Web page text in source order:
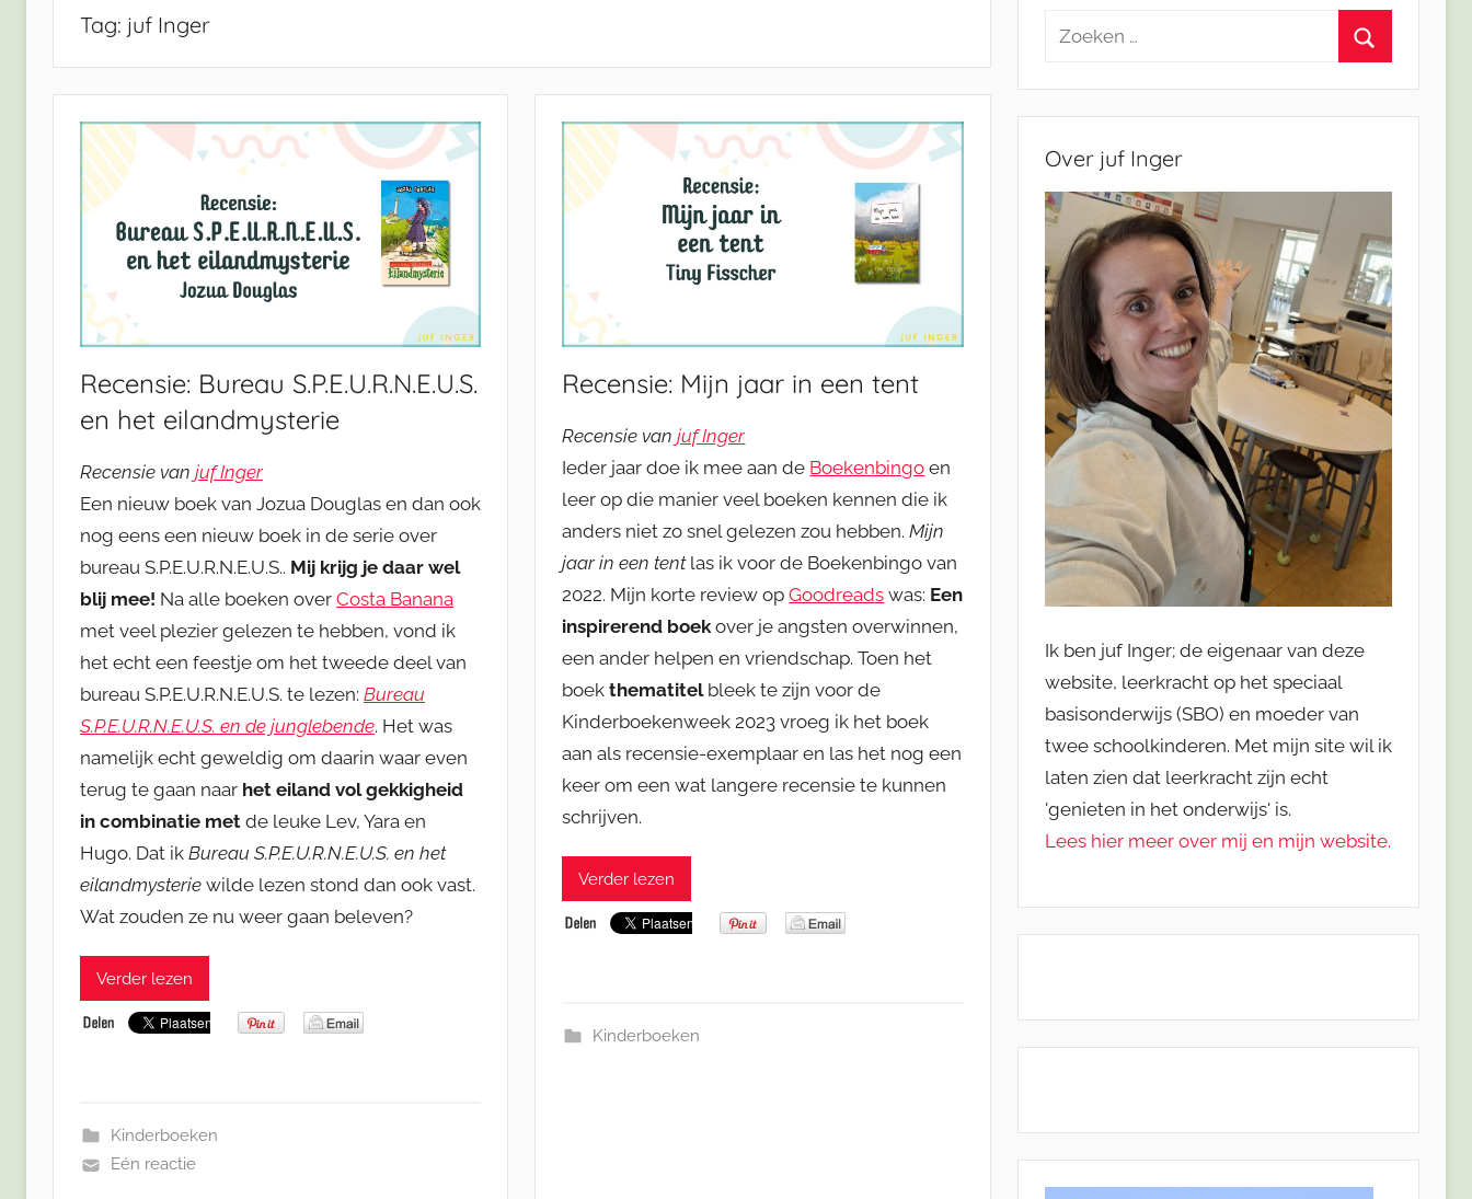
Tag: juf Inger
Recensie: Bureau S.P.E.U.R.N.E.U.S.
en het eilandmysterie
Recensie van juf Inger
Een nieuw boek van Jozua Douglas en dan ook
nog eens een nieuw boek in de serie over
bureau S.P.E.U.R.N.E.U.S.. Mij krijg je daar wel
blij mee! Na alle boeken over Costa Banana
met veel plezier gelezen te hebben, vond ik
het echt een feestje om het tweede deel van
bureau S.P.E.U.R.N.E.U.S. te lezen: Bureau
S.P.E.U.R.N.E.U.S. en de junglebende. Het was
namelijk echt geweldig om daarin waar even
terug te gaan naar het eiland vol gekkigheid
in combinatie met de leuke Lev, Yara en
Hugo. Dat ik Bureau S.P.E.U.R.N.E.U.S. en het
eilandmysterie wilde lezen stond dan ook vast.
Wat zouden ze nu weer gaan beleven?
Verder lezen
Kinderboeken
Eén reactie
Recensie: Mijn jaar in een tent
Recensie vanjuf Inger
Ieder jaar doe ik mee aan de Boekenbingo en
leer op die manier veel boeken kennen die ik
anders niet zo snel gelezen zou hebben.Mijn
jaar in een tentlas ik voor de Boekenbingo van
2022. Mijn korte review opGoodreads was: Een
inspirerend boekover je angsten overwinnen,
een ander helpen en vriendschap. Toen het
boekthematitelbleek te zijn voor de
Kinderboekenweek 2023 vroeg ik het boek
aan als recensie-exemplaar en las het nog een
keer om een wat langere recensie te kunnen
schrijven.
Verder lezen
Kinderboeken
Zoeken
Over juf Inger
Ik ben juf Inger; de eigenaar van deze
website, leerkracht op het speciaal
basisonderwijs (SBO) en moeder van
twee schoolkinderen. Met mijn site wil ik
laten zien dat leerkracht zijn echt
'genieten in het onderwijs' is.
Lees hier meer over mij en mijn website.